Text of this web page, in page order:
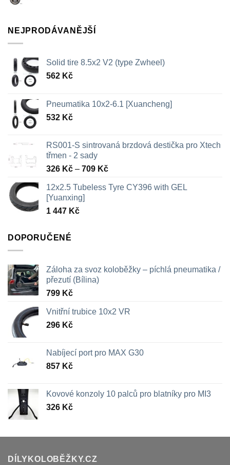
NEJPRODÁVANĚJŠÍ
Solid tire 8.5x2 V2 (type Zwheel)
562 Kč
Pneumatika 10x2-6.1 [Xuancheng]
532 Kč
RS001-S sintrovaná brzdová destička pro Xtech
třmen - 2 sady
326 Kč – 709 KčRozpětí
326 Kč
12x2.5 Tubeless Tyre CY396 with GEL
[Yuanxing]
1 447 Kč
DOPORUČENÉ
Záloha za svoz koloběžky – píchlá pneumatika /
přezutí (Bílina)
799 Kč
Vnitřní trubice 10x2 VR
296 Kč
Nabíjecí port pro MAX G30
857 Kč
Kovové konzoly 10 palců pro blatníky pro MI3
326 Kč
DÍLYKOLOBĚŽKY.CZ